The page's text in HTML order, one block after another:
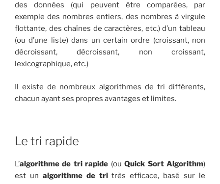
des données (qui peuvent être comparées, par
exemple des nombres entiers, des nombres à virgule
flottante, des chaînes de caractères, etc.) d’un tableau
(ou d’une liste) dans un certain ordre (croissant, non
décroissant, décroissant, non croissant,
lexicographique, etc.)
Il existe de nombreux algorithmes de tri différents,
chacun ayant ses propres avantages et limites.
Le tri rapide
L’algorithme de tri rapide (ouQuick Sort Algorithm)
est un algorithme de tritrès efficace, basé sur le